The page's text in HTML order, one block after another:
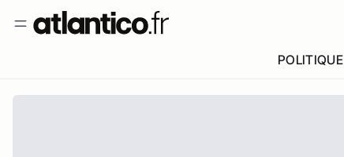
POLITIQUE